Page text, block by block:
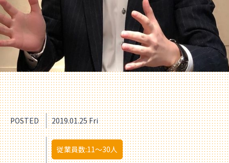
POSTED 2019.01.25 Fri
従業員数:11〜30人